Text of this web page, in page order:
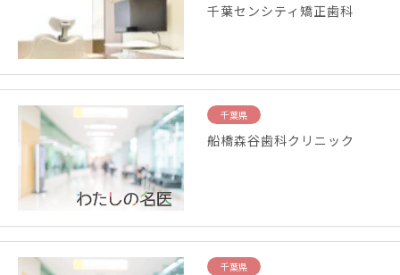
千葉センシティ矯正歯科
千葉県
船橋森谷歯科クリニック
千葉県